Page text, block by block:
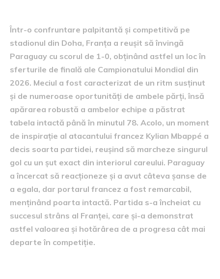
Într-o confruntare palpitantă și competitivă pe
stadionul din Doha, Franța a reușit să învingă
Paraguay cu scorul de 1-0, obținând astfel un loc în
sferturile de finală ale Campionatului Mondial din
2026. Meciul a fost caracterizat de un ritm susținut
și de numeroase oportunități de ambele părți, însă
apărarea robustă a ambelor echipe a păstrat
tabela intactă până în minutul 78. Acolo, un moment
de inspirație al atacantului francez Kylian Mbappé a
decis soarta partidei, reușind să marcheze singurul
gol cu un șut exact din interiorul careului. Paraguay
a încercat să reacționeze și a avut câteva șanse de
a egala, dar portarul francez a fost remarcabil,
menținând poarta intactă. Partida s-a încheiat cu
succesul strâns al Franței, care și-a demonstrat
astfel valoarea și hotărârea de a progresa cât mai
departe în competiție.